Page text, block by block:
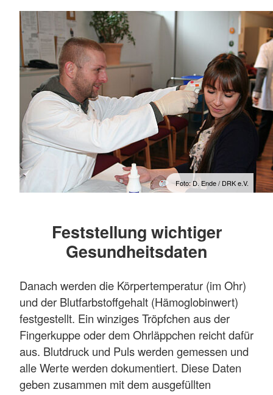
Foto: D. Ende / DRK e.V.
Feststellung wichtiger
Gesundheitsdaten
Danach werden die Körpertemperatur (im Ohr)
und der Blutfarbstoffgehalt (Hämoglobinwert)
festgestellt. Ein winziges Tröpfchen aus der
Fingerkuppe oder dem Ohrläppchen reicht dafür
aus. Blutdruck und Puls werden gemessen und
alle Werte werden dokumentiert. Diese Daten
geben zusammen mit dem ausgefüllten